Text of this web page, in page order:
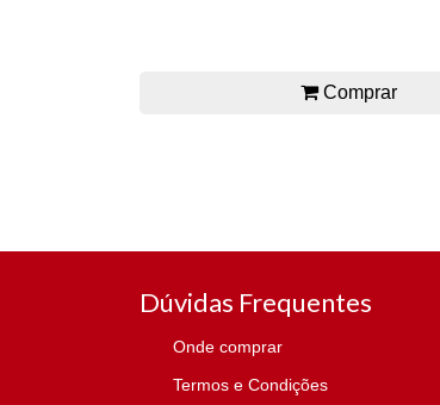
Comprar
Dúvidas Frequentes
Onde comprar
Termos e Condições